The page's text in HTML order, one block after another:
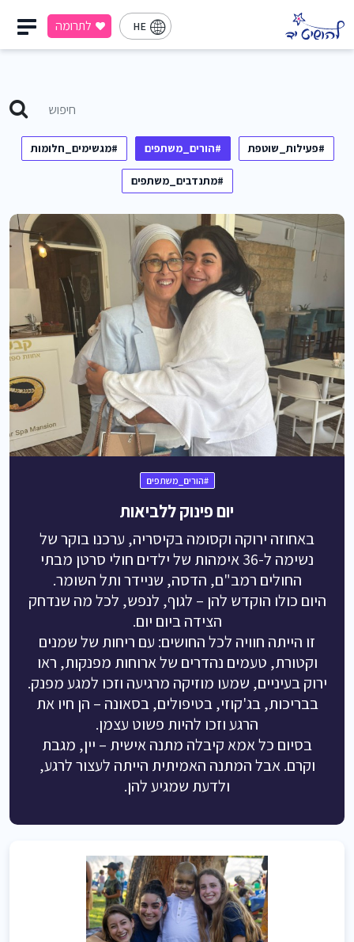
HE לתרומה
#פעילות_שוטפת #הורים_משתפים #מגשימים_חלומות
#מתנדבים_משתפים
#הורים_משתפים
יום פינוק ללביאות
באחוזה ירוקה וקסומה בקיסריה, ערכנו בוקר של
נשימה ל-36 אימהות של ילדים חולי סרטן מבתי
החולים רמב"ם, הדסה, שניידר ותל השומר.
היום כולו הוקדש להן – לגוף, לנפש, לכל מה שנדחק
הצידה ביום יום.
זו הייתה חוויה לכל החושים: עם ריחות של שמנים
וקטורת, טעמים נהדרים של ארוחות מפנקות, ראו
ירוק בעיניים, שמעו מוזיקה מרגיעה וזכו למגע מפנק.
בבריכות, בג'קוזי, בטיפולים, בסאונה – הן חיו את
הרגע וזכו להיות פשוט עצמן.
בסיום כל אמא קיבלה מתנה אישית – יין, מגבת
וקרם. אבל המתנה האמיתית הייתה לעצור לרגע,
ולדעת שמגיע להן.